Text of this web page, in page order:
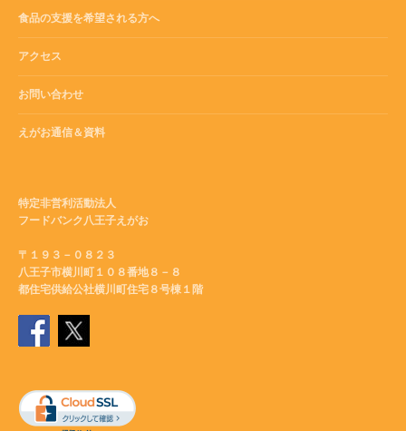
食品の支援を希望される方へ
アクセス
お問い合わせ
えがお通信＆資料
特定非営利活動法人
フードバンク八王子えがお
〒１９３－０８２３
八王子市横川町１０８番地８－８
都住宅供給公社横川町住宅８号棟１階